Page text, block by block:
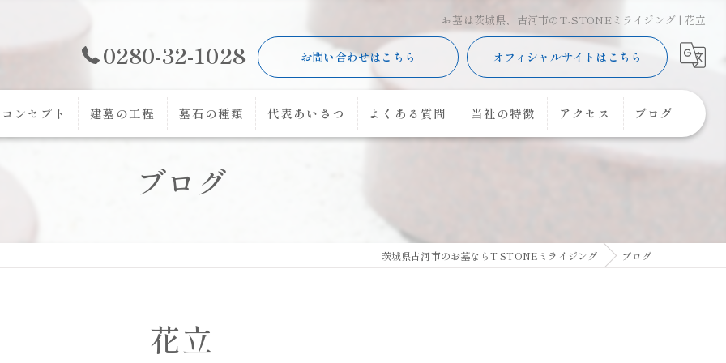
お墓は茨城県、古河市のT-STONEミライジング | 花立
0280-32-1028 お問い合わせはこちら オフィシャルサイトはこちら
コンセプト 建墓の工程 墓石の種類 代表あいさつ よくある質問 当社の特徴
コーキング
アクセス ブログ
ブログ
茨城県古河市のお墓ならT-STONEミライジング ブログ
花立